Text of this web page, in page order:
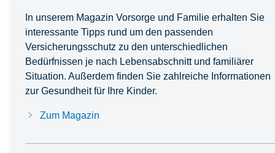
In unserem Magazin Vorsorge und Familie erhalten Sie
interessante Tipps rund um den passenden
Versicherungsschutz zu den unterschiedlichen
Bedürfnissen je nach Lebensabschnitt und familiärer
Situation. Außerdem finden Sie zahlreiche Informationen
zur Gesundheit für Ihre Kinder.
Zum Magazin